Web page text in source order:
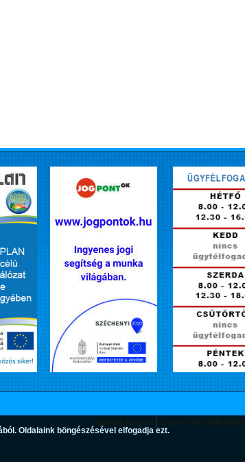
Jogok és feltételek
Adatvédelem
Oldalaink böngészésével elfogadja ezt.